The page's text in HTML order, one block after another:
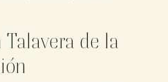
de la